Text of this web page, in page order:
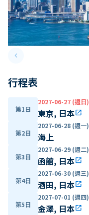
keyboard_arrow_leftPrevious slide
行程表
第1日
2027-06-27 (週日)
東京, 日本open_in_new
第2日
2027-06-28 (週一)
海上
第3日
2027-06-29 (週二)
函館, 日本open_in_new
第4日
2027-06-30 (週三)
酒田, 日本open_in_new
第5日
2027-07-01 (週四)
金澤, 日本open_in_new